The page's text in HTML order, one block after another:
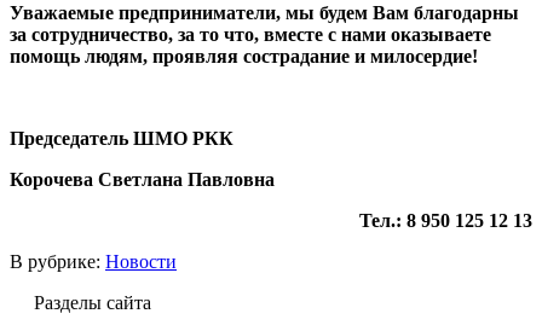
Уважаемые предприниматели, мы будем Вам благодарны
за сотрудничество, за то что, вместе с нами оказываете
помощь людям, проявляя сострадание и милосердие!
Председатель ШМО РКК
Корочева Светлана Павловна
Тел.: 8 950 125 12 13
В рубрике: Новости
Разделы сайта